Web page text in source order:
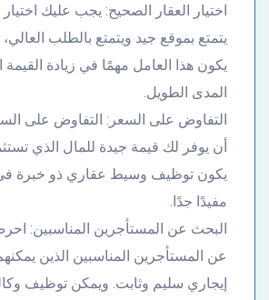
اختيار العقار الصحيح: يجب عليك اختيار
يتمتع بموقع جيد ويتمتع بالطلب
يكون هذا العامل مهمًا في زيادة القيمة
المدى الطويل.
التفاوض على السعر: التفاوض على
أن يوفر لك قيمة جيدة للمال الذي
يكون توظيف وسيط عقاري ذو خبرة في
مفيدًا جدًا.
البحث عن المستأجرين المناسبين:
عن المستأجرين المناسبين الذين
إيجاري سليم وثابت. ويمكن توظيف